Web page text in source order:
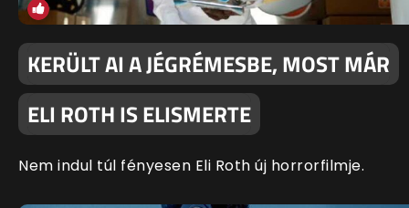
KERÜLT AI A JÉGRÉMESBE, MOST MÁR
ELI ROTH IS ELISMERTE
Nem indul túl fényesen Eli Roth új horrorfilmje.